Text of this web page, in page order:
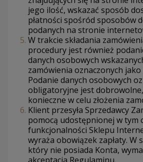
jego ilość, wskazać sposób
płatności spośród sposobów
podanych na stronie
W trakcie składania
procedury jest również
danych osobowych
zamówienia oznaczonych
Podanie danych osobowych
obligatoryjne jest
konieczne w celu złożenia
Klient przesyła Sprzedawcy
pomocą udostępnionej w tym
funkcjonalności Sklepu
wyraża obowiązek zapłaty. W
który nie posiada Konta,